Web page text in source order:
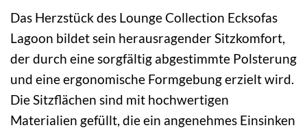
Das Herzstück des Lounge Collection Ecksofas
Lagoon bildet sein herausragender Sitzkomfort,
der durch eine sorgfältig abgestimmte Polsterung
und eine ergonomische Formgebung erzielt wird.
Die Sitzflächen sind mit hochwertigen
Materialien gefüllt, die ein angenehmes Einsinken